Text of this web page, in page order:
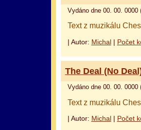
Vydáno dne 00. 00. 0000
Text z muzikálu
| Autor: Michal| Počet
The Deal (No
Vydáno dne 00. 00. 0000
Text z muzikálu
| Autor: Michal| Počet